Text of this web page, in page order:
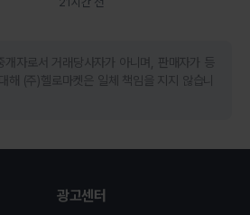
개자로서 거래당사자가 아니며, 판매자가 등
해 (주)헬로마켓은 일체 책임을 지지 않습니
광고센터